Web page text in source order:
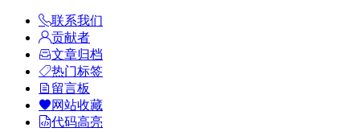
联系我们
贡献者
文章归档
热门标签
留言板
网站收藏
代码高亮